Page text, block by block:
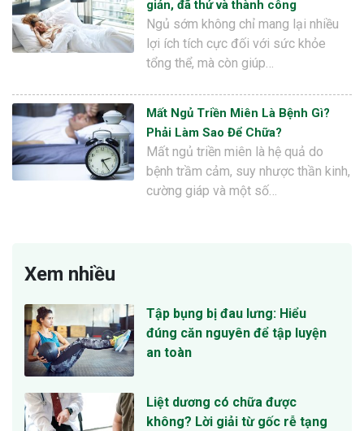
giản, đã thử và thành công
Ngủ sớm không chỉ mang lại nhiều
lợi ích tích cực đối với sức khỏe
tổng thể, mà còn giúp…
Mất Ngủ Triền Miên Là Bệnh Gì?
Phải Làm Sao Để Chữa?
Mất ngủ triền miên là hệ quả do
bệnh trầm cảm, suy nhược thần kinh,
cường giáp và một số…
Xem nhiều
Tập bụng bị đau lưng: Hiểu
đúng căn nguyên để tập luyện
an toàn
Liệt dương có chữa được
không? Lời giải từ gốc rễ tạng